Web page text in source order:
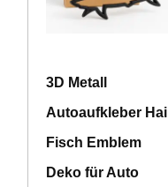
3D Metall
Autoaufkleber Hai
Fisch Emblem
Deko für Auto